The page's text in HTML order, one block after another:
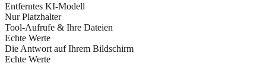
Entferntes KI-Modell
Nur Platzhalter
Tool-Aufrufe & Ihre Dateien
Echte Werte
Die Antwort auf Ihrem Bildschirm
Echte Werte